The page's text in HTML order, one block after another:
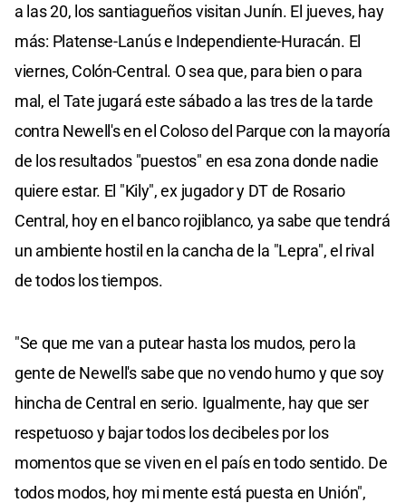
a las 20, los santiagueños visitan Junín. El jueves, hay
más: Platense-Lanús e Independiente-Huracán. El
viernes, Colón-Central. O sea que, para bien o para
mal, el Tate jugará este sábado a las tres de la tarde
contra Newell's en el Coloso del Parque con la mayoría
de los resultados "puestos" en esa zona donde nadie
quiere estar. El "Kily", ex jugador y DT de Rosario
Central, hoy en el banco rojiblanco, ya sabe que tendrá
un ambiente hostil en la cancha de la "Lepra", el rival
de todos los tiempos.
"Se que me van a putear hasta los mudos, pero la
gente de Newell's sabe que no vendo humo y que soy
hincha de Central en serio. Igualmente, hay que ser
respetuoso y bajar todos los decibeles por los
momentos que se viven en el país en todo sentido. De
todos modos, hoy mi mente está puesta en Unión",